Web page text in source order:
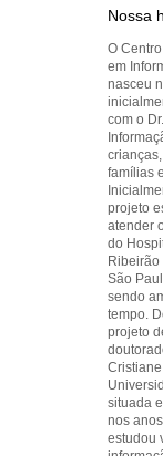
Nossa
O
em
nasceu
com o
famílias
projeto
atender
do
São
sendo
tempo.
projeto
situada
nos
estudou